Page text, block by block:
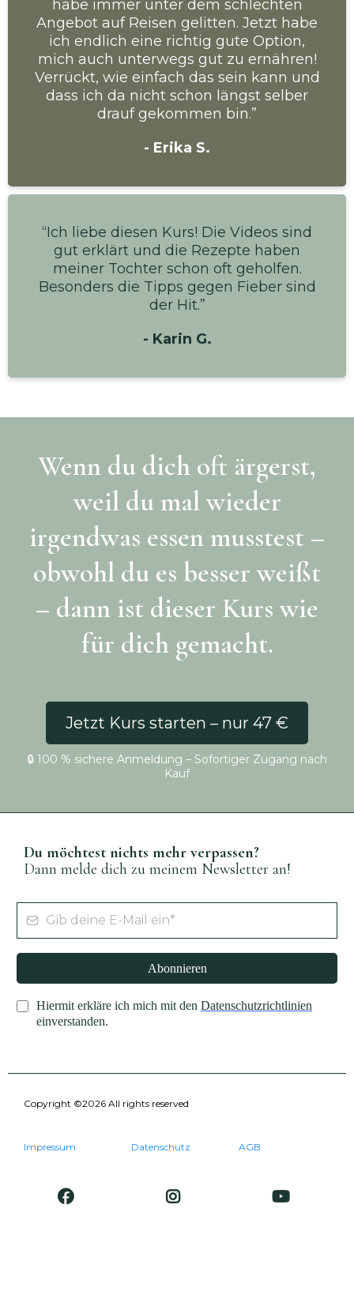
habe immer unter dem schlechten
Angebot auf Reisen gelitten. Jetzt habe
ich endlich eine richtig gute Option,
mich auch unterwegs gut zu ernähren!
Verrückt, wie einfach das sein kann und
dass ich da nicht schon längst selber
drauf gekommen bin.”
- Erika S.
“Ich liebe diesen Kurs! Die Videos sind
gut erklärt und die Rezepte haben
meiner Tochter schon oft geholfen.
Besonders die Tipps gegen Fieber sind
der Hit.”
- Karin G.
Wenn du dich oft ärgerst,
weil du mal wieder
irgendwas essen musstest –
obwohl du es besser weißt
– dann ist dieser Kurs wie
für dich gemacht.
Jetzt Kurs starten – nur 47 €
🔒 100 % sichere Anmeldung – Sofortiger Zugang nach
Kauf
Du möchtest nichts mehr verpassen?
Dann melde dich zu meinem Newsletter an!
Abonnieren
Hiermit erkläre ich mich mit den Datenschutzrichtlinien
einverstanden.
Copyright ©2026 All rights reserved
Impressum Datenschutz AGB